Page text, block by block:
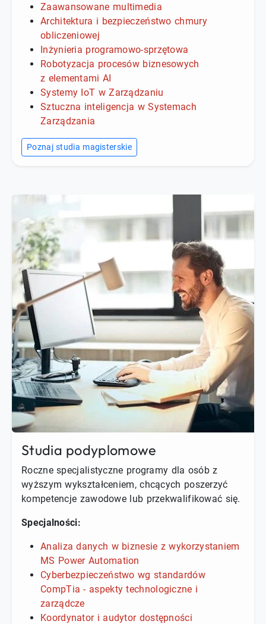
Zaawansowane multimedia
Architektura i bezpieczeństwo chmury
obliczeniowej
Inżynieria programowo-sprzętowa
Robotyzacja procesów biznesowych
z elementami AI
Systemy IoT w Zarządzaniu
Sztuczna inteligencja w Systemach
Zarządzania
Poznaj studia magisterskie
Studia podyplomowe
Roczne specjalistyczne programy dla osób z
wyższym wykształceniem, chcących poszerzyć
kompetencje zawodowe lub przekwalifikować się.
Specjalności:
Analiza danych w biznesie z wykorzystaniem
MS Power Automation
Cyberbezpieczeństwo wg standardów
CompTia - aspekty technologiczne i
zarządcze
Koordynator i audytor dostępności